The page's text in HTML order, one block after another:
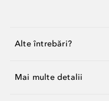
Alte întrebări?
Mai multe detalii